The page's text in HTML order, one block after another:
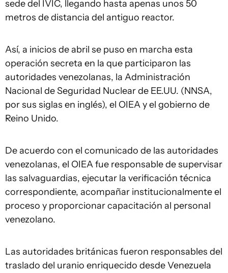
sede del IVIC, llegando hasta apenas unos 50
metros de distancia del antiguo reactor.
Así, a inicios de abril se puso en marcha esta
operación secreta en la que participaron las
autoridades venezolanas, la Administración
Nacional de Seguridad Nuclear de EE.UU. (NNSA,
por sus siglas en inglés), el OIEA y el gobierno de
Reino Unido.
De acuerdo con el comunicado de las autoridades
venezolanas, el OIEA fue responsable de supervisar
las salvaguardias, ejecutar la verificación técnica
correspondiente, acompañar institucionalmente el
proceso y proporcionar capacitación al personal
venezolano.
Las autoridades británicas fueron responsables del
traslado del uranio enriquecido desde Venezuela